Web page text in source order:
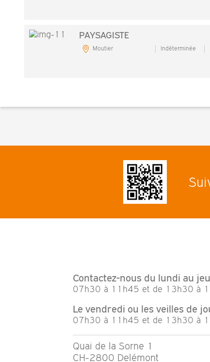
PAYSAGISTE
Moutier Indéterminée
Contactez-nous du lundi au
07h30 à 11h45 et de 13h30 à
Le vendredi ou les veilles de
07h30 à 11h45 et de 13h30 à
Quai de la Sorne 1
CH-2800 Delémont